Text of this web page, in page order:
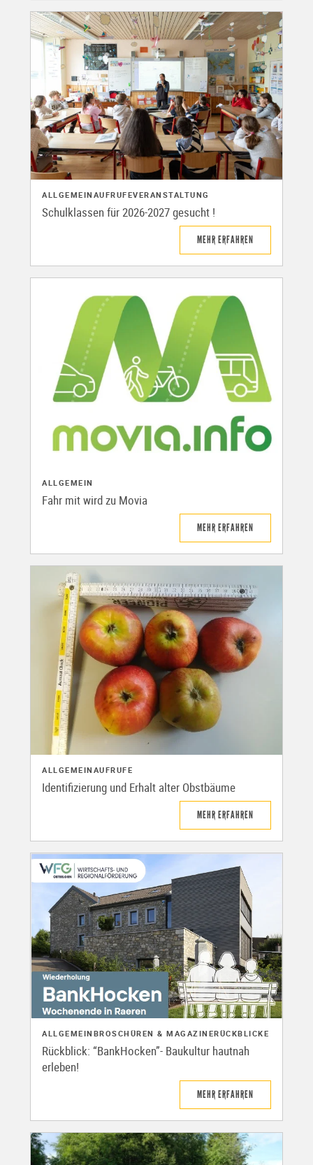
ALLGEMEIN AUFRUFEVERANSTALTUNG
Schulklassen für 2026-2027 gesucht !
MEHR ERFAHREN
ALLGEMEIN
Fahr mit wird zu Movia
MEHR ERFAHREN
ALLGEMEIN AUFRUFE
Identifizierung und Erhalt alter Obstbäume
MEHR ERFAHREN
ALLGEMEIN BROSCHÜREN & MAGAZINERÜCKBLICKE
Rückblick: “BankHocken”- Baukultur hautnah
erleben!
MEHR ERFAHREN